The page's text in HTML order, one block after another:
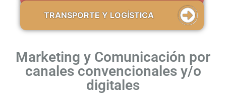
TRANSPORTE Y LOGÍSTICA
Marketing y Comunicación por
canales convencionales y/o
digitales